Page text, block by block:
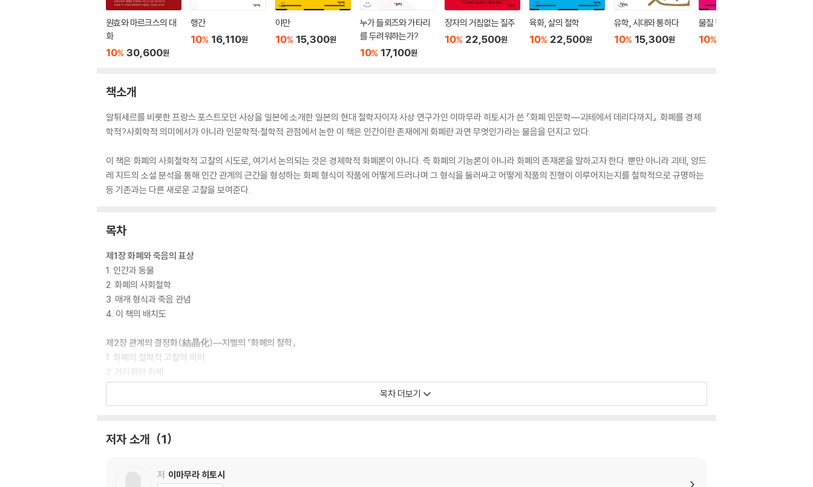
원효와 마르크스의 대
화
10% 30,600원
행간
10% 16,110원
야만
10% 15,300원
누가 들뢰즈와 가타리
를 두려워하는가?
10% 17,100원
장자의 거침없는 질주
10% 22,500원
육화, 살의 철학
10% 22,500원
유학, 시대와 통하다
10% 15,300원
물질 현상학
10%
책소개
알튀세르를 비롯한 프랑스 포스트모던 사상을 일본에 소개한 일본의 현대 철학자이자 사상 연구가인 이마무라 히토시가 쓴 『화폐 인문학―괴테에서 데리다까지』. 화폐를 경제
학적?사회학적 의미에서가 아니라 인문학적·철학적 관점에서 논한 이 책은 인간이란 존재에게 화폐란 과연 무엇인가라는 물음을 던지고 있다.
이 책은 화폐의 사회철학적 고찰의 시도로, 여기서 논의되는 것은 경제학적 화폐론이 아니다. 즉 화폐의 기능론이 아니라 화폐의 존재론을 말하고자 한다. 뿐만 아니라 괴테, 앙드
레 지드의 소설 분석을 통해 인간 관계의 근간을 형성하는 화폐 형식이 작품에 어떻게 드러나며 그 형식을 둘러싸고 어떻게 작품의 진행이 이루어지는지를 철학적으로 규명하는
등 기존과는 다른 새로운 고찰을 보여준다.
목차
제1장 화폐와 죽음의 표상
1. 인간과 동물
2. 화폐의 사회철학
3. 매개 형식과 죽음 관념
4. 이 책의 배치도
제2장 관계의 결정화(結晶化)―지멜의 『화폐의 철학』
1. 화폐의 철학적 고찰의 의미
2. 거리화와 화폐
3. 문화의 형성력으로서의 화폐
1. 화폐 소설에 대하여
3. 무덤 손질하기
목차 더보기
저자 소개 1
저 이마무라 히토시